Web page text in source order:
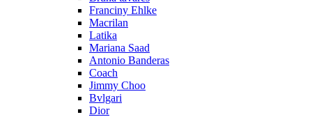
Franciny Ehlke
Macrilan
Latika
Mariana Saad
Antonio Banderas
Coach
Jimmy Choo
Bvlgari
Dior